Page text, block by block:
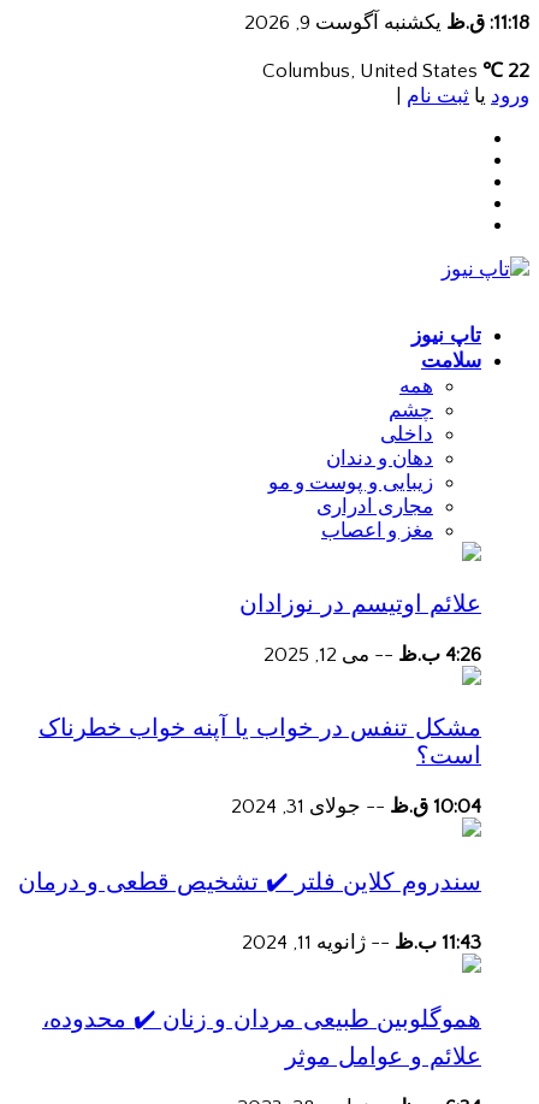
11:18: ق.ظ یکشنبه آگوست 9, 2026
22 ℃
ورود یا ثبت نام
تاپ نیوز
سلامت
همه
چشم
داخلی
دهان و دندان
زیبایی و پوست و مو
مجاری ادراری
مغز و اعصاب
علائم اوتیسم در نوزادان
4:26 ب.ظ -- می 12, 2025
مشکل تنفس در خواب یا آپنه خواب خطرناک
است؟
10:04 ق.ظ -- جولای 31, 2024
سندروم کلاین فلتر ✔️ تشخیص قطعی و درمان
11:43 ب.ظ -- ژانویه 11, 2024
هموگلوبین طبیعی مردان و زنان ✔️ محدوده،
علائم و عوامل موثر